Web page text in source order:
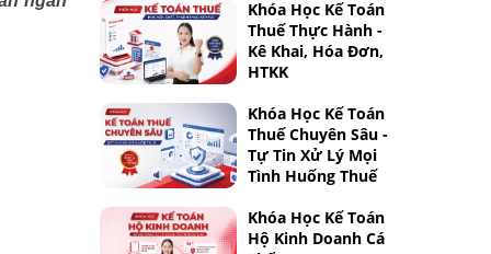
Khóa Học Kế Toán
Thuế Thực Hành -
Kê Khai, Hóa Đơn,
HTKK
Khóa Học Kế Toán
Thuế Chuyên Sâu -
Tự Tin Xử Lý Mọi
Tình Huống Thuế
Khóa Học Kế Toán
Hộ Kinh Doanh Cá